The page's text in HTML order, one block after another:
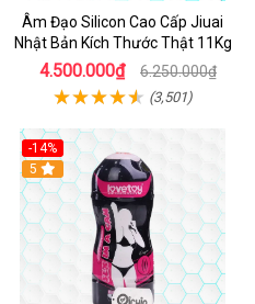
Âm Đạo Silicon Cao Cấp Jiuai
Nhật Bản Kích Thước Thật 11Kg
4.500.000₫ 6.250.000₫
(3,501)
-14%
Hot
5